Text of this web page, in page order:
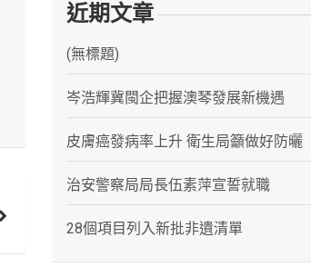
近期文章
(無標題)
岑浩輝冀閩企把握澳琴發展新機遇
皮膚癌發病率上升 衛生局籲做好防曬
治安警察局局長伍素萍宣誓就職
28個項目列入新批非遺清單